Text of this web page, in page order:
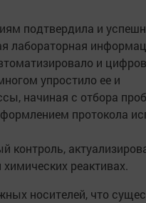
подтвердила и
лабораторная
и
упростило ее и
начиная с отбора
протокола
контроль,
реактивах.
носителей, что